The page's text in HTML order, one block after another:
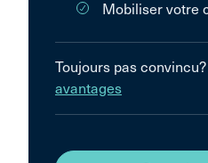
Mobiliser votre
Toujours pas convincu?
avantages